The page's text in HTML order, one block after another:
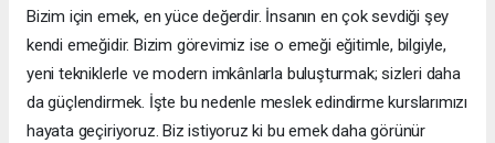
Bizim için emek, en yüce değerdir. İnsanın en çok sevdiği şey
kendi emeğidir. Bizim görevimiz ise o emeği eğitimle, bilgiyle,
yeni tekniklerle ve modern imkânlarla buluşturmak; sizleri daha
da güçlendirmek. İşte bu nedenle meslek edindirme kurslarımızı
hayata geçiriyoruz. Biz istiyoruz ki bu emek daha görünür